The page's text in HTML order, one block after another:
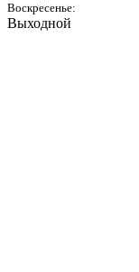
Воскресенье:
Выходной